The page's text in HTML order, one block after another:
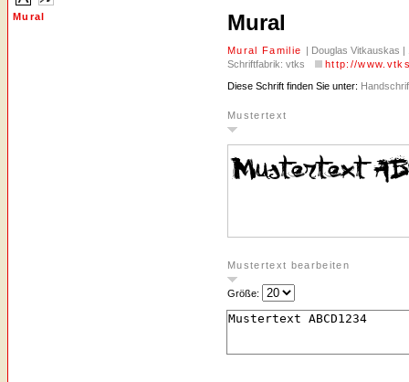
Mural Mural
Mural Familie | Douglas Vitkauskas |
Schriftfabrik: vtks
http://
Diese Schrift finden Sie unter:
Mustertext
Mustertext bearbeiten
Größe: